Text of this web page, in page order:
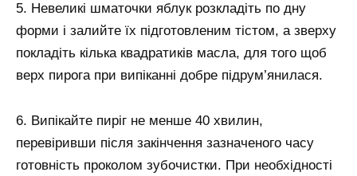
5. Невеликі шматочки яблук розкладіть по дну
форми і залийте їх підготовленим тістом, а зверху
покладіть кілька квадратиків масла, для того щоб
верх пирога при випіканні добре підрум’янилася.
6. Випікайте пиріг не менше 40 хвилин,
перевіривши після закінчення зазначеного часу
готовність проколом зубочистки. При необхідності